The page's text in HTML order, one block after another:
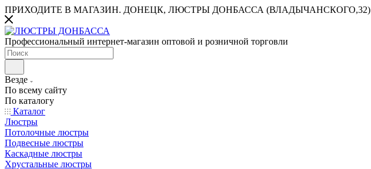
ПРИХОДИТЕ В МАГАЗИН. ДОНЕЦК, ЛЮСТРЫ ДОНБАССА (ВЛАДЫЧАНСКОГО,32)
Профессиональный интернет-магазин оптовой и розничной торговли
Везде
По всему сайту
По каталогу
Каталог
Люстры
Потолочные люстры
Подвесные люстры
Каскадные люстры
Хрустальные люстры